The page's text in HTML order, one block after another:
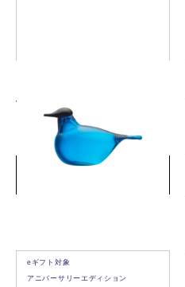
バード バイ トイッカ チフチ
ャフ ターコイズ
￥49,500
eギフト対象
アニバーサリーエディション